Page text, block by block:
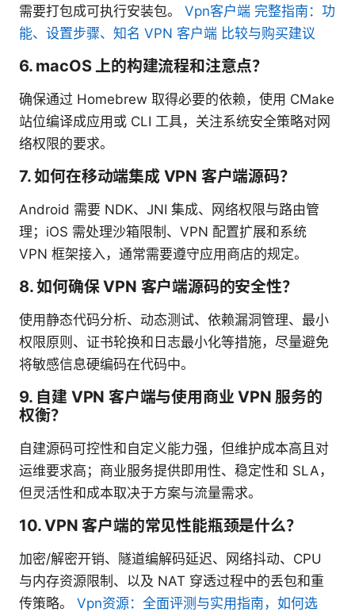
需要打包成可执行安装包。 Vpn客户端 完整指南：功
能、设置步骤、知名 VPN 客户端 比较与购买建议
6. macOS 上的构建流程和注意点？
确保通过 Homebrew 取得必要的依赖，使用 CMake
站位编译成应用或 CLI 工具，关注系统安全策略对网
络权限的要求。
7. 如何在移动端集成 VPN 客户端源码？
Android 需要 NDK、JNI 集成、网络权限与路由管
理；iOS 需处理沙箱限制、VPN 配置扩展和系统
VPN 框架接入，通常需要遵守应用商店的规定。
8. 如何确保 VPN 客户端源码的安全性？
使用静态代码分析、动态测试、依赖漏洞管理、最小
权限原则、证书轮换和日志最小化等措施，尽量避免
将敏感信息硬编码在代码中。
9. 自建 VPN 客户端与使用商业 VPN 服务的
权衡？
自建源码可控性和自定义能力强，但维护成本高且对
运维要求高；商业服务提供即用性、稳定性和 SLA，
但灵活性和成本取决于方案与流量需求。
10. VPN 客户端的常见性能瓶颈是什么？
加密/解密开销、隧道编解码延迟、网络抖动、CPU
与内存资源限制、以及 NAT 穿透过程中的丢包和重
传策略。 Vpn资源：全面评测与实用指南，如何选